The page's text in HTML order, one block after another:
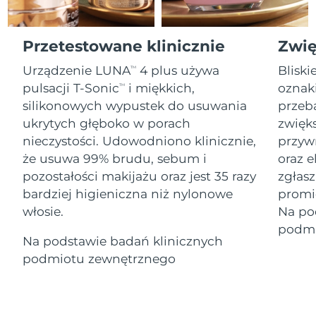
Przetestowane klinicznie
Urządzenie LUNATM
4 plus używa
pulsacji T-SonicTM
i miękkich,
silikonowych wypustek do usuwania
ukrytych głęboko w porach
nieczystości. Udowodniono klinicznie,
że usuwa 99% brudu, sebum i
pozostałości makijażu oraz jest 35 razy
bardziej higieniczna niż nylonowe
włosie.
Na podstawie badań klinicznych
podmiotu zewnętrznego
oraz
Na
All revitalizing eye massagers
Advanced pore care essentials
Serum
For healthy hair
issa™ Teeth Whitening Gel
18% PAP
Mężczyźni
Kupuj
FOREO APP
O NAS
Gibraltar
8/14/26
Grecja
Oczekiwany czas dostawy
8/10/26
SRA Hongkong
(Chiny)
Oczekiwany czas dostawy
Węgry
Oczekiwany czas dostawy
8/10/26
Islandia
Oczekiwany czas dostawy
8/11/26
Oczekiwany czas dostawy
8/8/26
Irlandia